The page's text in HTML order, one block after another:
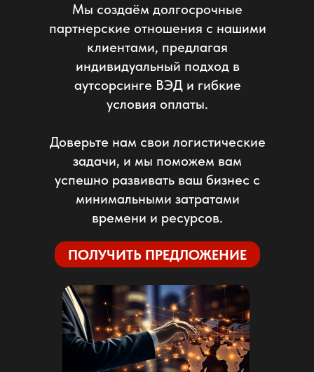
Мы создаём долгосрочные
партнерские отношения с нашими
клиентами, предлагая
индивидуальный подход в
аутсорсинге ВЭД и гибкие
условия оплаты.
Доверьте нам свои логистические
задачи, и мы поможем вам
успешно развивать ваш бизнес с
минимальными затратами
времени и ресурсов.
ПОЛУЧИТЬ ПРЕДЛОЖЕНИЕ